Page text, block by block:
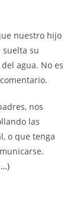
nuestro hijo
su
agua. No es
nos
las
o que tenga